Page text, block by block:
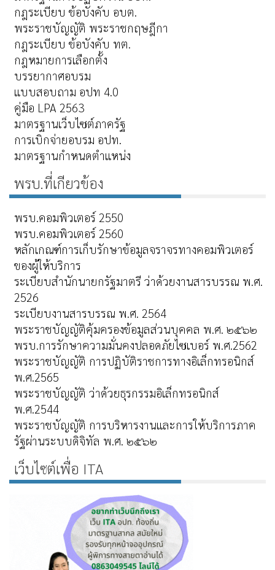
กฎระเบียบ ข้อบังคับ อบต.
พระราชบัญญัติ พระราชกฤษฎีกา
กฎระเบียบ ข้อบังคับ ทต.
กฎหมายการเลือกตั้ง
บรรยากาศอบรม
แบบสอบถาม อปท 4.0
คู่มือ LPA 2563
มาตรฐานเว็บไซต์ภาครัฐ
การเบิกจ่ายอบรม อปท.
มาตรฐานกำหนดตำแหน่ง
พรบ.ที่เกียวข้อง
พรบ.คอมพิวเตอร์ 2550
พรบ.คอมพิวเตอร์ 2560
หลักเกณฑ์การเก็บรักษาข้อมูลจราจรทางคอมพิวเตอร์
ของผู้ให้บริการ
ระเบียบสำนักนายกรัฐมาตรี ว่าด้วยงานสารบรรณ พ.ศ.
2526
ระเบียบงานสารบรรณ พ.ศ. 2564
พระราชบัญญัติคุ้มครองข้อมูลส่วนบุคคล พ.ศ. ๒๕๖๒
พรบ.การรักษาความมั่นคงปลอดภัยไซเบอร์ พ.ศ.2562
พระราชบัญญัติ การปฏิบัติราชการทางอิเล็กทรอนิกส์
พ.ศ.2565
พระราชบัญญัติ ว่าด้วยธุรกรรมอิเล็กทรอนิกส์
พ.ศ.2544
พระราชบัญญัติ การบริหารงานและการให้บริการภาค
รัฐผ่านระบบดิจิทัล พ.ศ. ๒๕๖๒
เว็บไซต์เพื่อ ITA